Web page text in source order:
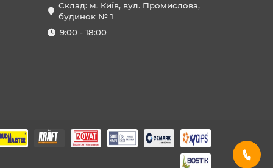
Склад: м. Київ, вул. Промислова,
будинок № 1
9:00 - 18:00